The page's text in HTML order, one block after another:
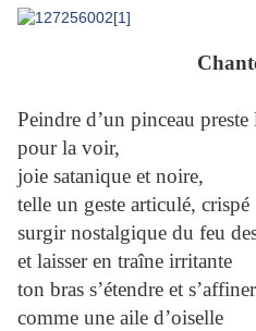
Peindre d’un pinceau preste
pour la voir,
joie satanique et noire,
telle un geste articulé, crispé
surgir nostalgique du feu
et laisser en traîne irritante
ton bras s’étendre et s’affiner
comme une aile d’oiselle